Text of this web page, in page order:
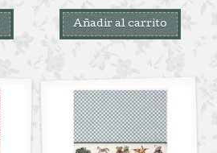
Añadir al carrito